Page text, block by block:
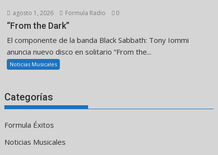
agosto 1, 2026 Formula Radio 0
“From the Dark”
El componente de la banda Black Sabbath: Tony Iommi
anuncia nuevo disco en solitario “From the...
Noticias Musicales
Categorías
Formula Éxitos
Noticias Musicales